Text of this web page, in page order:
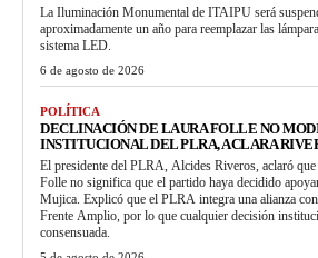
La Iluminación Monumental de ITAIPU será
aproximadamente un año para reemplazar las
sistema LED.
6 de agosto de 2026
POLÍTICA
DECLINACIÓN DE LAURA FOLLE NO
INSTITUCIONAL DEL PLRA, ACLARA
El presidente del PLRA, Alcides Riveros, aclaró
Folle no significa que el partido haya decidido
Mujica. Explicó que el PLRA integra una alianza
Frente Amplio, por lo que cualquier decisión
consensuada.